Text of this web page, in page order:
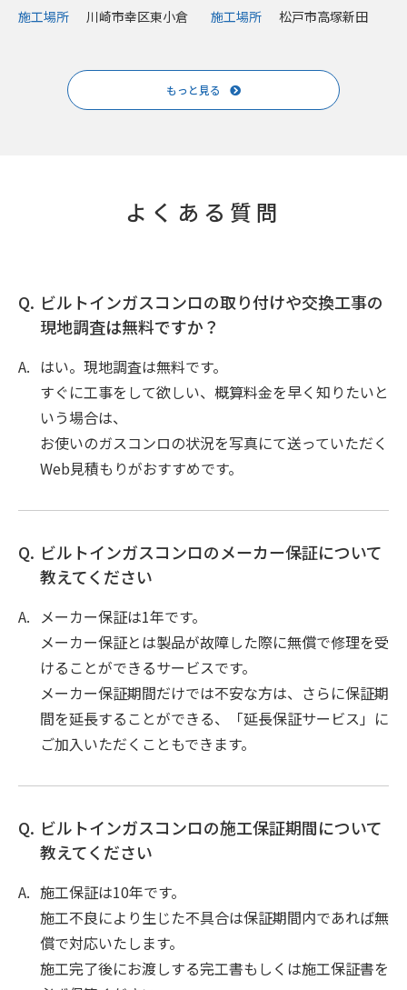
施工場所 川崎市幸区東小倉 施工場所 松戸市高塚新田
もっと見る
よくある質問
ビルトインガスコンロの取り付けや交換工事の
現地調査は無料ですか？
はい。現地調査は無料です。
すぐに工事をして欲しい、概算料金を早く知りたいと
いう場合は、
お使いのガスコンロの状況を写真にて送っていただく
Web見積もりがおすすめです。
ビルトインガスコンロのメーカー保証について
教えてください
メーカー保証は1年です。
メーカー保証とは製品が故障した際に無償で修理を受
けることができるサービスです。
メーカー保証期間だけでは不安な方は、さらに保証期
間を延長することができる、「延長保証サービス」に
ご加入いただくこともできます。
ビルトインガスコンロの施工保証期間について
教えてください
施工保証は10年です。
施工不良により生じた不具合は保証期間内であれば無
償で対応いたします。
施工完了後にお渡しする完工書もしくは施工保証書を